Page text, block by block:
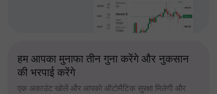
हम आपका मुनाफा तीन गुना करेंगे और नुकसान
की भरपाई करेंगे
एक अकाउंट खोलें और आपको ऑटोमैटिक सुरक्षा मिलेगी और